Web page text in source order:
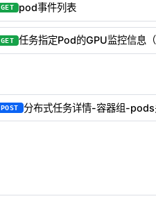
GET pod事件列表
GET 任务指定Pod的GPU监控信息（
POST 分布式任务详情-容器组-pods